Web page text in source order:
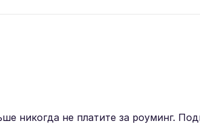
никогда не платите за роуминг.